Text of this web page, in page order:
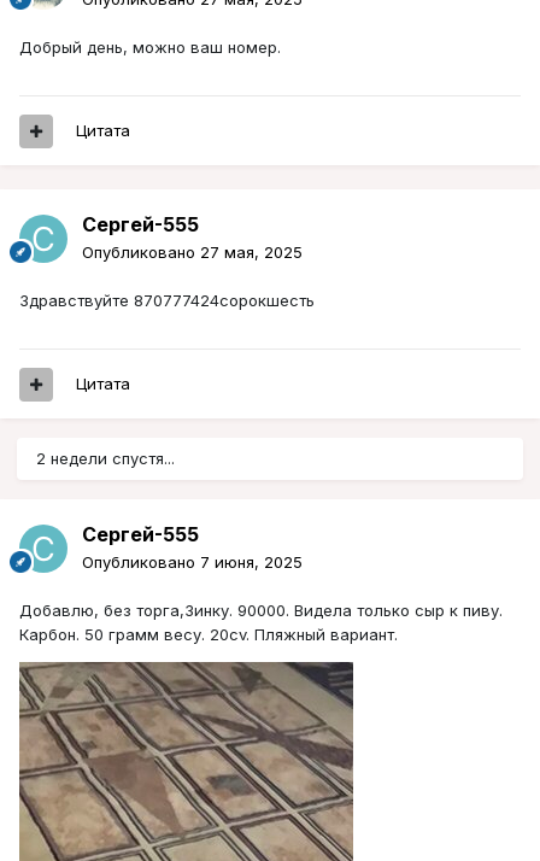
Добрый день, можно ваш номер.
Цитата
Сергей-555
Опубликовано 27 мая, 2025
Здравствуйте 870777424сорокшесть
Цитата
2 недели спустя...
Сергей-555
Опубликовано 7 июня, 2025
Добавлю, без торга,Зинку. 90000. Видела только сыр к пиву.
Карбон. 50 грамм весу. 20cv. Пляжный вариант.